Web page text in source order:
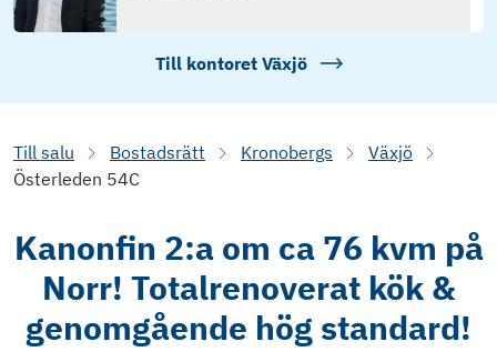
Till kontoret Växjö
Till salu Bostadsrätt Kronobergs
Växjö
Österleden 54C
Kanonfin 2:a om ca 76 kvm på
Norr! Totalrenoverat kök &
genomgående hög standard!